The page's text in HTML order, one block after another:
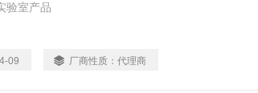
验室产品
09 厂商性质：代理商